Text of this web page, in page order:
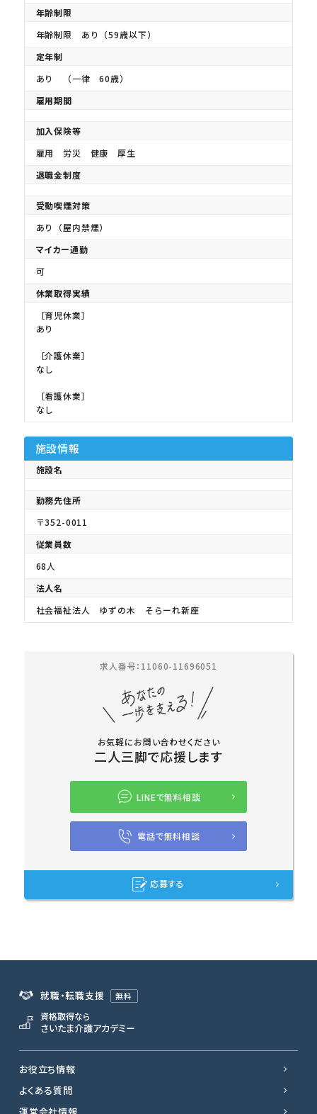
年齢制限
年齢制限 あり（59歳以下）
定年制
あり （一律 60歳）
雇用期間
加入保険等
雇用 労災 健康 厚生
退職金制度
受動喫煙対策
あり（屋内禁煙）
マイカー通勤
可
休業取得実績
［育児休業］
あり
［介護休業］
なし
［看護休業］
なし
施設情報
施設名
勤務先住所
〒352-0011
従業員数
68人
法人名
社会福祉法人 ゆずの木 そらーれ新座
求人番号：11060-11696051
お気軽にお問い合わせください
二人三脚で応援します
LINEで無料相談
電話で無料相談
応募する
就職・転職支援 無料
資格取得なら
さいたま介護アカデミー
お役立ち情報
よくある質問